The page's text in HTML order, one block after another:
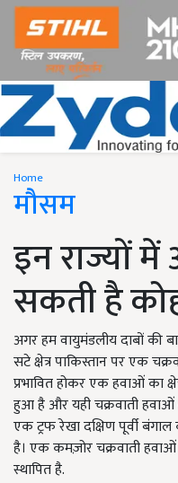
Home
मौसम
इन राज्यों
सकती है
अगर हम वायुमंडलीय दाबों की
सटे क्षेत्र पाकिस्तान पर एक
प्रभावित होकर एक हवाओं का
हुआ है और यही चक्रवाती हवाओं
एक ट्रफ रेखा दक्षिण पूर्वी
है। एक कमज़ोर चक्रवाती हवाओं
स्थापित है.